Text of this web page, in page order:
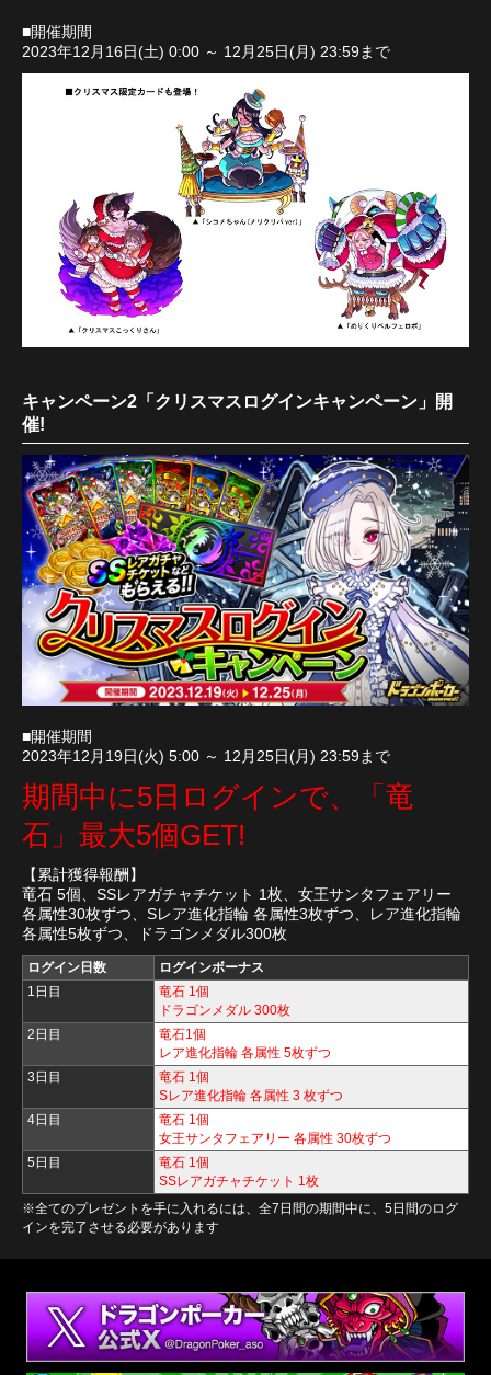
■開催期間
2023年12月16日(土) 0:00 ～ 12月25日(月) 23:59まで
キャンペーン2「クリスマスログインキャンペーン」開
催!
■開催期間
2023年12月19日(火) 5:00 ～ 12月25日(月) 23:59まで
期間中に5日ログインで、「竜
石」最大5個GET!
【累計獲得報酬】
竜石 5個、SSレアガチャチケット 1枚、女王サンタフェアリー
各属性30枚ずつ、Sレア進化指輪 各属性3枚ずつ、レア進化指輪
各属性5枚ずつ、ドラゴンメダル300枚
ログイン日数
ログインボーナス
1日目
竜石 1個
ドラゴンメダル 300枚
2日目
竜石1個
レア進化指輪 各属性 5枚ずつ
3日目
竜石 1個
Sレア進化指輪 各属性 3 枚ずつ
4日目
竜石 1個
女王サンタフェアリー 各属性 30枚ずつ
5日目
竜石 1個
SSレアガチャチケット 1枚
※全てのプレゼントを手に入れるには、全7日間の期間中に、5日間のログ
インを完了させる必要があります